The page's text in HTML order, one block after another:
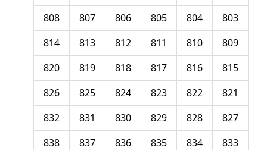
803
804
805
806
807
808
809
810
811
812
813
814
815
816
817
818
819
820
821
822
823
824
825
826
827
828
829
830
831
832
833
834
835
836
837
838